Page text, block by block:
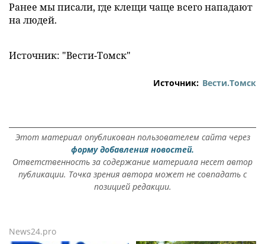
Ранее мы писали, где клещи чаще всего нападают
на людей.
Источник: "Вести-Томск"
Источник: Вести.Томск
Этот материал опубликован пользователем сайта через
форму добавления новостей.
Ответственность за содержание материала несет автор
публикации. Точка зрения автора может не совпадать с
позицией редакции.
News24.pro